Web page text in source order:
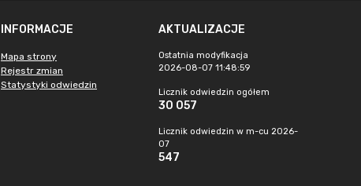
INFORMACJE
Mapa strony
Rejestr zmian
Statystyki odwiedzin
AKTUALIZACJE
Ostatnia modyfikacja
2026-08-07 11:48:59
Licznik odwiedzin ogółem
30 057
Licznik odwiedzin w m-cu 2026-
07
547